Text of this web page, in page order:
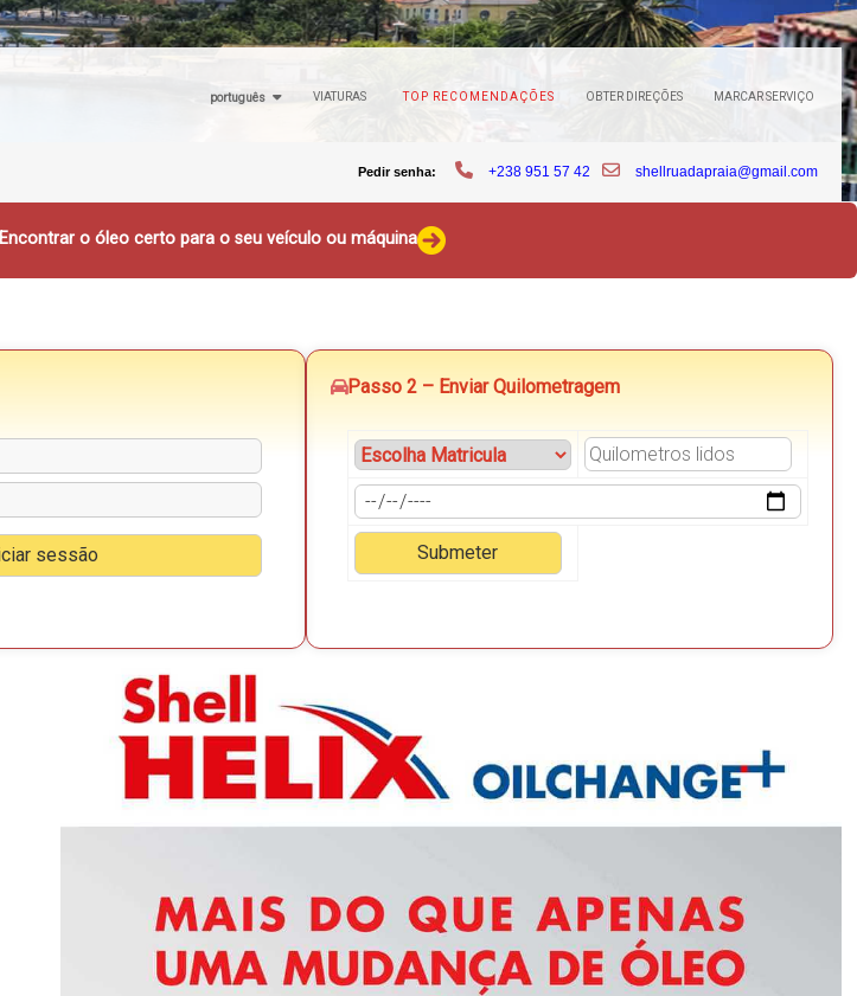
português VIATURAS TOP RECOMENDAÇÕES OBTER DIREÇÕES MARCAR SERVIÇO
Pedir senha: +238 951 57 42 shellruadapraia@gmail.com
Encontrar o óleo certo para o seu veículo ou máquina
Passo 2 – Enviar Quilometragem